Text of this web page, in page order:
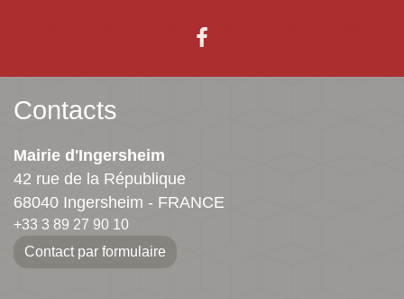
Contacts
Mairie d'Ingersheim
42 rue de la République
68040 Ingersheim - FRANCE
+33 3 89 27 90 10
Contact par formulaire